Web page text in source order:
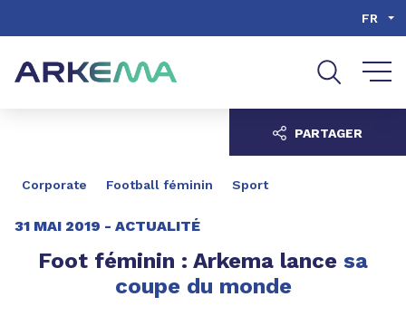
Aller à la recherche
FR
Corporate Football féminin Sport
31 MAI 2019 - ACTUALITÉ
Foot féminin : Arkema lance sa
coupe du monde
PARTAGER